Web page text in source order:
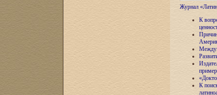
Журнал
К
К